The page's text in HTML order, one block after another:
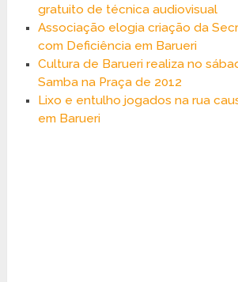
gratuito de técnica audiovisual
Associação elogia criação da
com Deficiência em Barueri
Cultura de Barueri realiza no
Samba na Praça de 2012
Lixo e entulho jogados na rua
em Barueri